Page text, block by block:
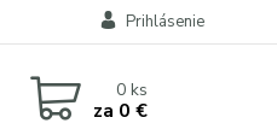
Prihlásenie
0ks
za 0 €